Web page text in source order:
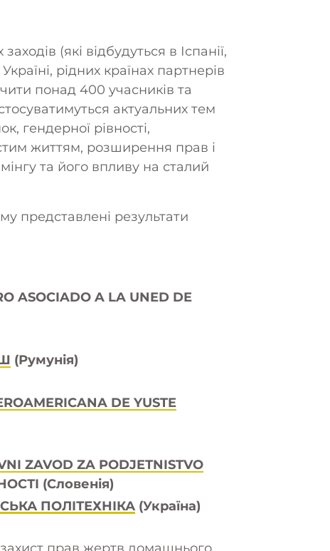
(які відбудуться в Іспанії,
рідних країнах партнерів
понад 400 учасників та
актуальних тем
гендерної рівності,
життям, розширення прав і
та його впливу на сталий
представлені результати
ASOCIADO A LA UNED DE
(Румунія)
DE YUSTE
ZAVOD ZA PODJETNISTVO
(Словенія)
ПОЛІТЕХНІКА (Україна)